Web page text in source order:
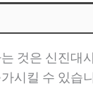
것은 신진대
시킬 수 있습